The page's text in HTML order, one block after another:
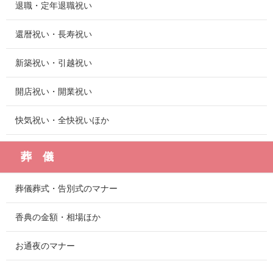
退職・定年退職祝い
還暦祝い・長寿祝い
新築祝い・引越祝い
開店祝い・開業祝い
快気祝い・全快祝いほか
葬 儀
葬儀葬式・告別式のマナー
香典の金額・相場ほか
お通夜のマナー